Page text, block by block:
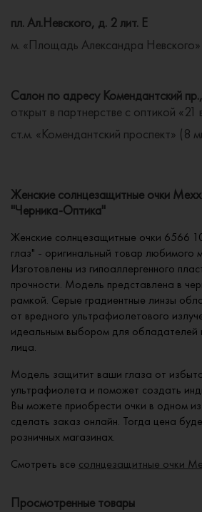
пл. Ал.Невского, д. 2 лит. Е
м. «Площадь Александра
Салон по адресу Комендантский
открыт в партнерстве с оптикой «21
ст.м. «Комендантский проспект» (8
Женские солнцезащитные очки
"Черника-Оптика"
Женские солнцезащитные очки 6566
глаз" - оригинальный товар любимого
Изготовлены из гипоаллергенного
прочности. Модель представлена в
рамкой. Серые градиентные линзы
от вредного ультрафиолетового
идеальным выбором для
лица.
Модель защитит ваши глаза от
ультрафиолета и поможет создать
Вы можете приобрести очки в одном
сделать заказ онлайн. Тогда цена
розничных магазинах.
Смотреть все солнцезащитные очки
Просмотренные товары